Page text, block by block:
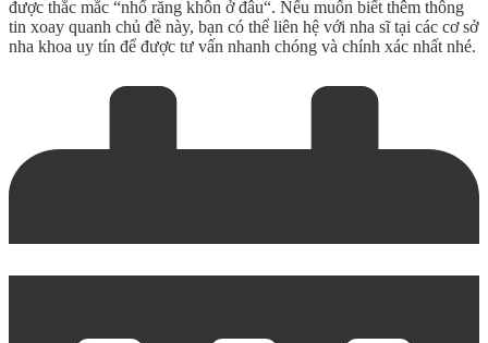
được thắc mắc “nhổ răng khôn ở đâu“. Nếu muốn biết thêm thông
tin xoay quanh chủ đề này, bạn có thể liên hệ với nha sĩ tại các cơ sở
nha khoa uy tín để được tư vấn nhanh chóng và chính xác nhất nhé.